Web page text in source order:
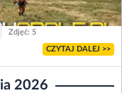
Zdjęć: 5
CZYTAJ DALEJ >>
2026